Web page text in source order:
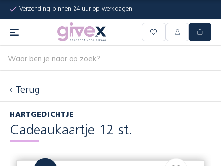
Verzending binnen 24 uur op werkdagen
Terug
HARTGEDICHTJE
Cadeaukaartje 12 st.